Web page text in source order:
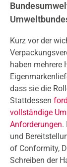
Kurz vor der
haben mehrere
dass sie die
Stattdessen
vollständige
Anforderungen.
und
of Conformity,
Schreiben der